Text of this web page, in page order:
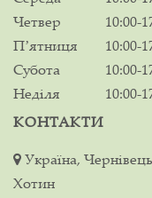
Четвер
10:00-
Пʼятниця
10:00-
Субота
10:00-
Неділя
10:00-
КОНТАКТИ
Україна,
Хотин